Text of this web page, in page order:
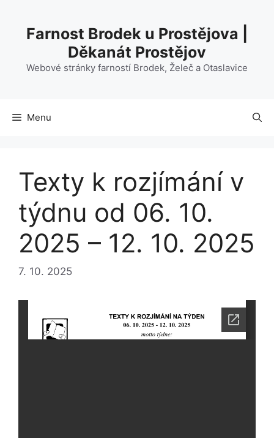
obsahFarnost Brodek u Prostějova |
Děkanát Prostějov
Webové stránky farností Brodek, Želeč a Otaslavice
Menu
Texty k rozjímání v
týdnu od 06. 10.
2025 – 12. 10. 2025
7. 10. 2025